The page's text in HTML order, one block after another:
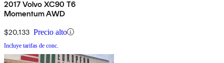
2017 Volvo XC90 T6
Momentum AWD
$20,133 Precio alto
Incluye tarifas de conc.